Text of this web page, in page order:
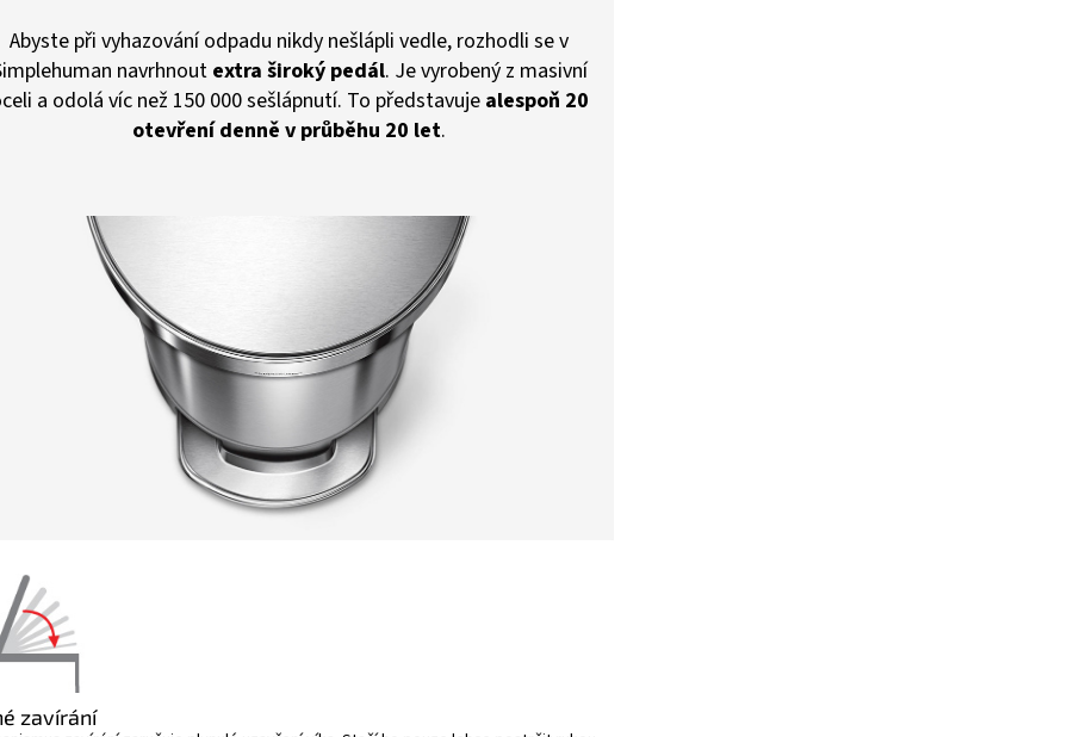
Abyste při vyhazování odpadu nikdy nešlápli vedle, rozhodli se v
navrhnout extra široký pedál. Je vyrobený z masivní
a odolá víc než 150 000 sešlápnutí. To představuje alespoň 20
otevření denně v průběhu 20 let.
zavírání